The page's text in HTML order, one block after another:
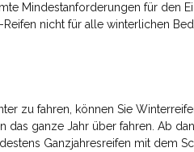
Mindestanforderungen für den
nicht für alle winterlichen
zu fahren, können Sie
das ganze Jahr über fahren. Ab
Ganzjahresreifen mit dem